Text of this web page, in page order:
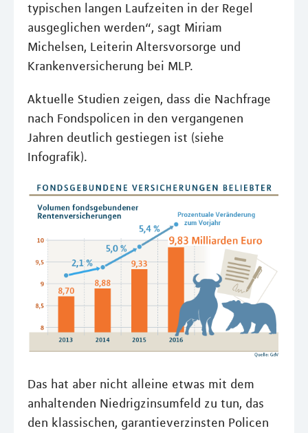
typischen langen Laufzeiten in der Regel
ausgeglichen werden“, sagt Miriam
Michelsen, Leiterin Altersvorsorge und
Krankenversicherung bei MLP.
Aktuelle Studien zeigen, dass die Nachfrage
nach Fondspolicen in den vergangenen
Jahren deutlich gestiegen ist (siehe
Infografik).
Das hat aber nicht alleine etwas mit dem
anhaltenden Niedrigzinsumfeld zu tun, das
den klassischen, garantieverzinsten Policen